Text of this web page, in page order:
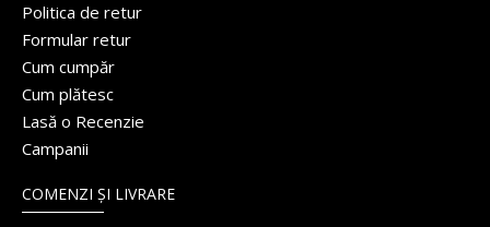
Politica de retur
Formular retur
Cum cumpăr
Cum plătesc
Lasă o Recenzie
Campanii
COMENZI ȘI LIVRARE